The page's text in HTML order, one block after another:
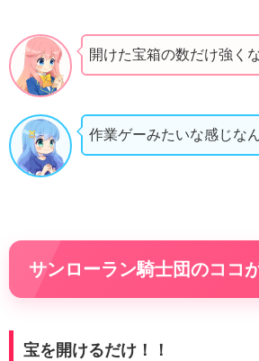
開けた宝箱の数だけ強く
作業ゲーみたいな感じな
サンローラン騎士団のココ
宝を開けるだけ！！